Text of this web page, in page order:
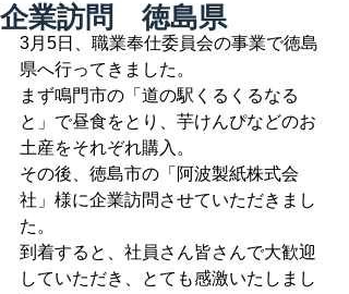
企業訪問 徳島県
3月5日、職業奉仕委員会の事業で徳島
県へ行ってきました。
まず鳴門市の「道の駅くるくるなる
と」で昼食をとり、芋けんぴなどのお
土産をそれぞれ購入。
その後、徳島市の「阿波製紙株式会
社」様に企業訪問させていただきまし
た。
到着すると、社員さん皆さんで大歓迎
していただき、とても感激いたしまし